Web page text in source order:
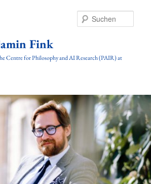
Fink
Centre for Philosophy and AI Research (PAIR) at